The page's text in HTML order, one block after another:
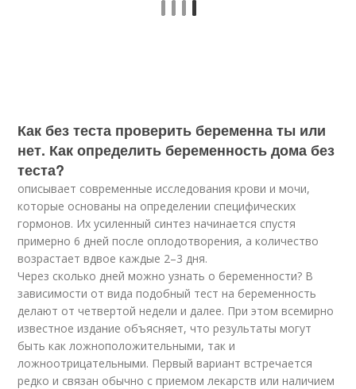
Как без теста проверить беременна ты или
нет. Как определить беременность дома без
теста?
описывает современные исследования крови и мочи,
которые основаны на определении специфических
гормонов. Их усиленный синтез начинается спустя
примерно 6 дней после оплодотворения, а количество
возрастает вдвое каждые 2–3 дня.
Через сколько дней можно узнать о беременности? В
зависимости от вида подобный тест на беременность
делают от четвертой недели и далее. При этом всемирно
известное издание объясняет, что результаты могут
быть как ложноположительными, так и
ложноотрицательными. Первый вариант встречается
редко и связан обычно с приемом лекарств или наличием